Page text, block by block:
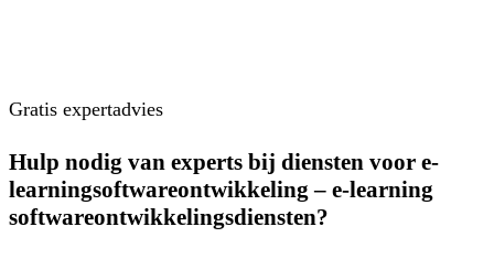
Gratis expertadvies
Hulp nodig van experts bij diensten voor e-
learningsoftwareontwikkeling – e-learning
softwareontwikkelingsdiensten?